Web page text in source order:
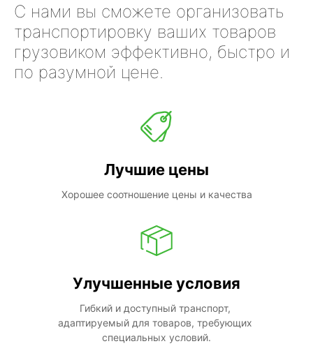
С нами вы сможете организовать
транспортировку ваших товаров
грузовиком эффективно, быстро и
по разумной цене.
Лучшие цены
Хорошее соотношение цены и качества
Улучшенные условия
Гибкий и доступный транспорт,
адаптируемый для товаров, требующих
специальных условий.